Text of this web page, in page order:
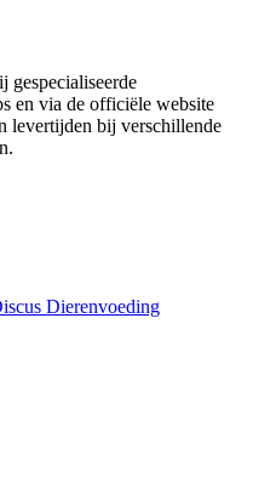
en via de officiële website
levertijden bij verschillende
Dierenvoeding